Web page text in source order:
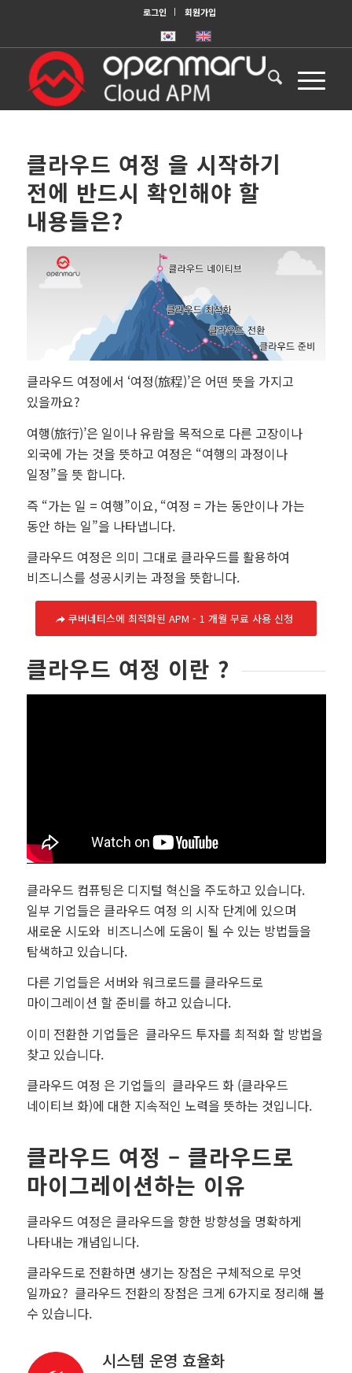
로그인 회원가입
클라우드 여정 을 시작하기
전에 반드시 확인해야 할
내용들은?
클라우드 여정에서 ‘여정(旅程)’은 어떤 뜻을 가지고
있을까요?
여행(旅行)’은 일이나 유람을 목적으로 다른 고장이나
외국에 가는 것을 뜻하고 여정은 “여행의 과정이나
일정”을 뜻 합니다.
즉 “가는 일 = 여행”이요, “여정 = 가는 동안이나 가는
동안 하는 일”을 나타냅니다.
클라우드 여정은 의미 그대로 클라우드를 활용하여
비즈니스를 성공시키는 과정을 뜻합니다.
쿠버네티스에 최적화된 APM - 1 개월 무료 사용 신청
클라우드 여정 이란 ?
클라우드 컴퓨팅은 디지털 혁신을 주도하고 있습니다.
일부 기업들은 클라우드 여정 의 시작 단계에 있으며
새로운 시도와 비즈니스에 도움이 될 수 있는 방법들을
탐색하고 있습니다.
다른 기업들은 서버와 워크로드를 클라우드로
마이그레이션 할 준비를 하고 있습니다.
이미 전환한 기업들은 클라우드 투자를 최적화 할 방법을
찾고 있습니다.
클라우드 여정 은 기업들의 클라우드 화 (클라우드
네이티브 화)에 대한 지속적인 노력을 뜻하는 것입니다.
클라우드 여정 – 클라우드로
마이그레이션하는 이유
클라우드 여정은 클라우드을 향한 방향성을 명확하게
나타내는 개념입니다.
클라우드로 전환하면 생기는 장점은 구체적으로 무엇
일까요? 클라우드 전환의 장점은 크게 6가지로 정리해 볼
수 있습니다.
시스템 운영 효율화